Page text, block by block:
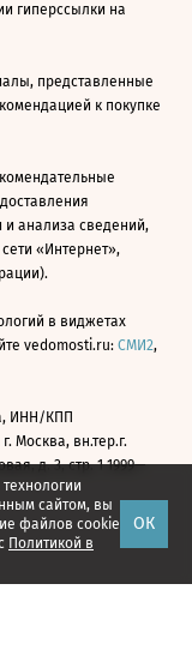
сайтом, вы
файлов cookie
Политикой в
ОК
гиперссылки на
представленные
к покупке
и анализа сведений,
«Интернет»,
в виджетах
vedomosti.ru: СМИ2,
ИНН/КПП
г. Москва, вн.тер.г.
д. 3, стр. 1 1999—